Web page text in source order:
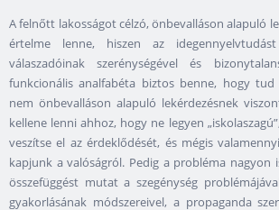
A felnőtt lakosságot célzó, önbevalláson alapuló
értelme lenne, hiszen az
válaszadóinak szerénységével és
funkcionális analfabéta biztos benne, hogy tud
nem önbevalláson alapuló lekérdezésnek
kellene lenni ahhoz, hogy ne legyen
veszítse el az érdeklődését, és mégis
kapjunk a valóságról. Pedig a probléma nagyon
összefüggést mutat a szegénység
gyakorlásának módszereivel, a propaganda